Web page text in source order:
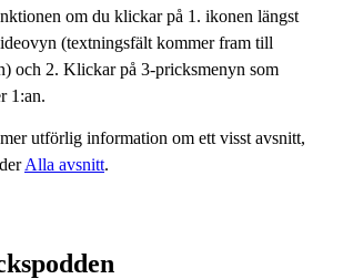
om du klickar på 1. ikonen längst
(textningsfält kommer fram till
och 2. Klickar på 3-pricksmenyn som
1:an.
utförlig information om ett visst avsnitt,
Alla avsnitt.